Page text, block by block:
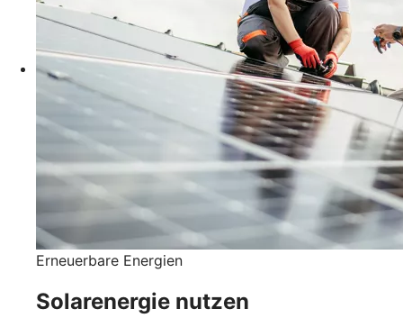
Erneuerbare Energien
Solarenergie nutzen